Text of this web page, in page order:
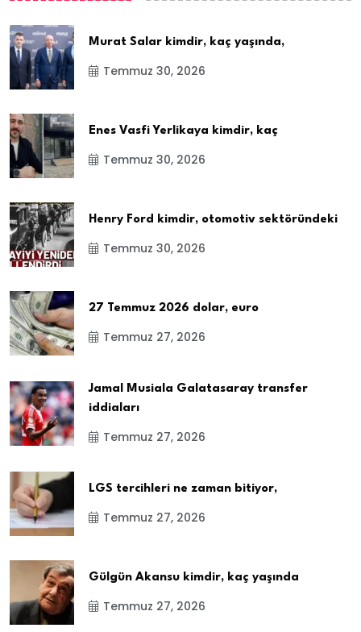
Murat Salar kimdir, kaç yaşında,
Temmuz 30, 2026
Enes Vasfi Yerlikaya kimdir, kaç
Temmuz 30, 2026
Henry Ford kimdir, otomotiv sektöründeki
Temmuz 30, 2026
27 Temmuz 2026 dolar, euro
Temmuz 27, 2026
Jamal Musiala Galatasaray transfer
iddiaları
Temmuz 27, 2026
LGS tercihleri ne zaman bitiyor,
Temmuz 27, 2026
Gülgün Akansu kimdir, kaç yaşında
Temmuz 27, 2026